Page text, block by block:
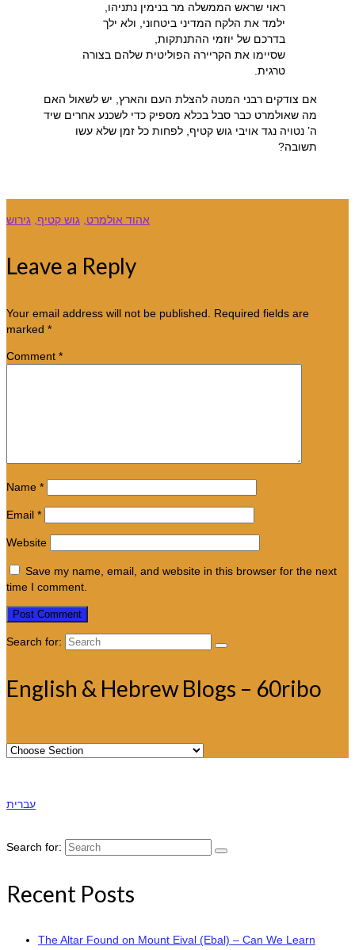
ראוי שראש הממשלה מר בנימין נתניהו,
ילמד את הלקח המדיני ביטחוני, ולא ילך
בדרכם של יוזמי ההתנתקות,
שסיימו את הקריירה הפוליטית שלהם בצורה
טרגית.
אם צודקים רבני המטה להצלת העם והארץ, יש לשאול האם
מה שאולמרט כבר סבל בכלא מספיק כדי לשכנע אחרים שיד
ה’ נטויה נגד אויבי גוש קטיף, לפחות כל זמן שלא עשו
תשובה?
אהוד אולמרט גוש קטיף גירוש
Leave a Reply
Your email address will not be published.
Required fields are
marked *
Comment *
Name *
Email *
Website
Save my name, email, and website in this browser for the next
time I comment.
Search for:
English & Hebrew Blogs – 60ribo
עברית
Search for:
Recent Posts
The Altar Found on Mount Eival (Ebal) – Can We Learn